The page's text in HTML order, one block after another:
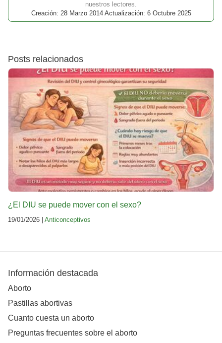
nuestros lectores.
Creación: 28 Marzo 2014 Actualización: 6 Octubre 2025
Posts relacionados
¿El DIU se puede mover con el sexo?
19/01/2026 | Anticonceptivos
Información destacada
Aborto
Pastillas abortivas
Cuanto cuesta un aborto
Preguntas frecuentes sobre el aborto